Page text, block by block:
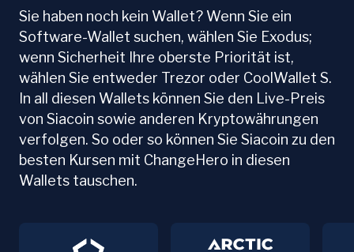
Sie haben noch kein Wallet? Wenn Sie ein
Software-Wallet suchen, wählen Sie Exodus;
wenn Sicherheit Ihre oberste Priorität ist,
wählen Sie entweder Trezor oder CoolWallet S.
In all diesen Wallets können Sie den Live-Preis
von Siacoin sowie anderen Kryptowährungen
verfolgen. So oder so können Sie Siacoin zu den
besten Kursen mit ChangeHero in diesen
Wallets tauschen.